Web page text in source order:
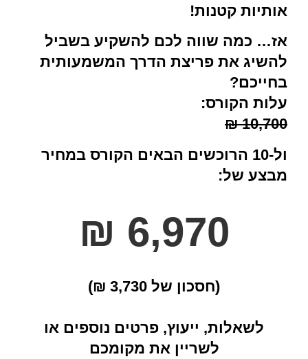
אותיות קטנות!
אז… כמה שווה לכם להשקיע בשביל
להשיג את פריצת הדרך המשמעותית
בחייכם?
עלות הקורס:
10,700 ₪
ול-10 הרוכשים הבאים הקורס במחיר
מבצע של:
6,970 ₪
(חסכון של 3,730 ₪)
לשאלות, ייעוץ, פרטים נוספים או
לשריין את מקומכם